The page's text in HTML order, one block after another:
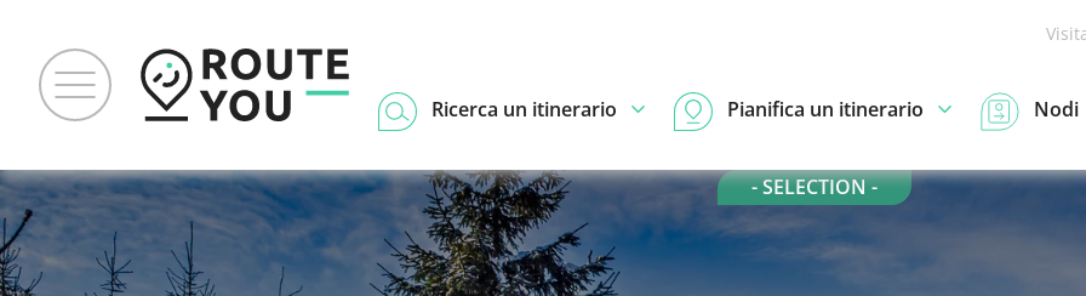
Ricerca un itinerario Pianifica un itinerario Nodi
- SELECTION -